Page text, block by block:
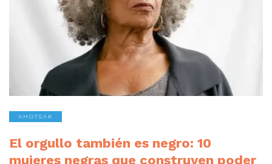
AHOTSAK
El orgullo también es negro: 10
mujeres negras que construyen poder